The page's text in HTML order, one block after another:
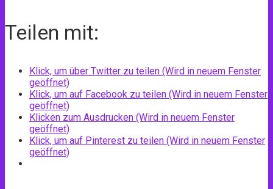
Teilen mit:
Klick, um über Twitter zu teilen (Wird in neuem Fenster
geöffnet)
Klick, um auf Facebook zu teilen (Wird in neuem Fenster
geöffnet)
Klicken zum Ausdrucken (Wird in neuem Fenster
geöffnet)
Klick, um auf Pinterest zu teilen (Wird in neuem Fenster
geöffnet)